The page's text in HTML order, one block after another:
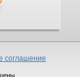
соглашение